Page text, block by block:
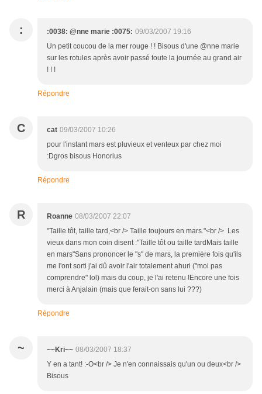
: :0038: @nne marie :0075: 09/03/2007 19:16
Un petit coucou de la mer rouge ! ! Bisous d'une @nne marie
sur les rotules après avoir passé toute la journée au grand air
! ! !
Répondre
C cat 09/03/2007 10:26
pour l'instant mars est pluvieux et venteux par chez moi
:Dgros bisous Honorius
Répondre
R Roanne 08/03/2007 22:07
"Taille tôt, taille tard,<br /> Taille toujours en mars."<br /> Les
vieux dans mon coin disent :"Taille tôt ou taille tardMais taille
en mars"Sans prononcer le "s" de mars, la première fois qu'ils
me l'ont sorti j'ai dû avoir l'air totalement ahuri ("moi pas
comprendre" lol) mais du coup, je l'ai retenu !Encore une fois
merci à Anjalain (mais que ferait-on sans lui ???)
Répondre
~ ~~Kri~~ 08/03/2007 18:37
Y en a tant! :-O<br /> Je n'en connaissais qu'un ou deux<br />
Bisous